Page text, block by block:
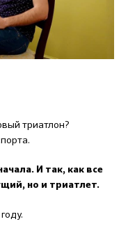
триатлон?
И так, как все
но и триатлет.